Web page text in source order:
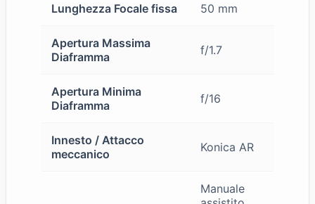
Lunghezza Focale fissa 50 mm
Apertura Massima
Diaframma
f/1.7
Apertura Minima
Diaframma
f/16
Innesto / Attacco
meccanico
Konica AR
Manuale